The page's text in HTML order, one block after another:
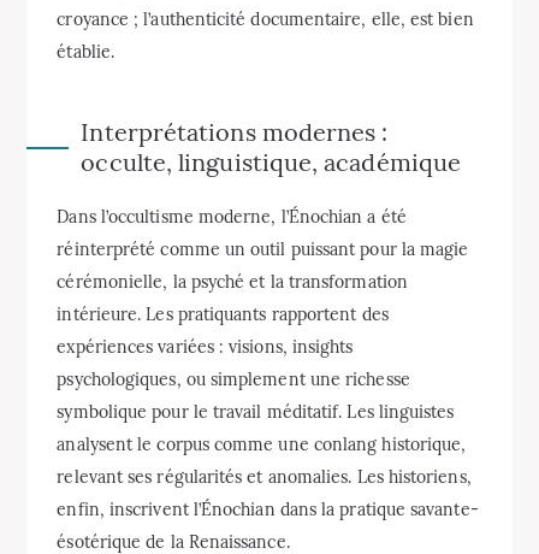
croyance ; l’authenticité documentaire, elle, est bien
établie.
Interprétations modernes :
occulte, linguistique, académique
Dans l’occultisme moderne, l’Énochian a été
réinterprété comme un outil puissant pour la magie
cérémonielle, la psyché et la transformation
intérieure. Les pratiquants rapportent des
expériences variées : visions, insights
psychologiques, ou simplement une richesse
symbolique pour le travail méditatif. Les linguistes
analysent le corpus comme une conlang historique,
relevant ses régularités et anomalies. Les historiens,
enfin, inscrivent l’Énochian dans la pratique savante-
ésotérique de la Renaissance.